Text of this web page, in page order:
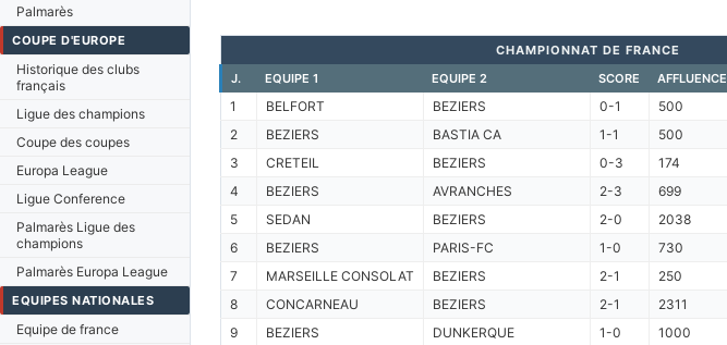
Palmarès
COUPE D'EUROPE
Historique des clubs
français
Ligue des champions
Coupe des coupes
Europa League
Ligue Conference
Palmarès Ligue des
champions
Palmarès Europa League
EQUIPES NATIONALES
Equipe de france
CHAMPIONNAT DE FRANCE
J.
EQUIPE 1 EQUIPE 2 SCORE AFFLUENCE
1 BELFORT BEZIERS 0-1
500
2
BEZIERS BASTIA CA 1-1
500
3
CRETEIL BEZIERS 0-3
174
4
BEZIERS AVRANCHES 2-3
699
5
SEDAN BEZIERS 2-0
2038
6
BEZIERS PARIS-FC 1-0
730
7
MARSEILLE CONSOLAT BEZIERS 2-1
250
8
CONCARNEAU BEZIERS 2-1
2311
9
BEZIERS DUNKERQUE 1-0
1000